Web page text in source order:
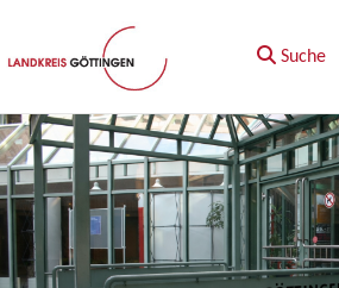
Zum Hauptinhalt springen
Suche